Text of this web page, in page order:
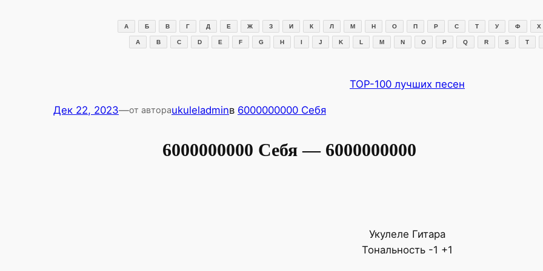
А Б В Г Д Е Ж З И К Л М Н О П Р С Т У Ф Х
A B C D E F G H I J K L M N O P Q R S T
TOP-100 лучших песен
Дек 22, 2023—от автораukuleladminв 6000000000 Себя
6000000000 Себя — 6000000000
Укулеле Гитара
Тональность -1 +1